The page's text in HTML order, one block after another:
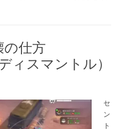
の仕方
ィスマントル）
セ
ン
ト